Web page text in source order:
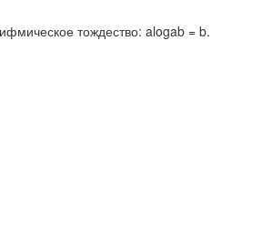
тождество: alogab = b.